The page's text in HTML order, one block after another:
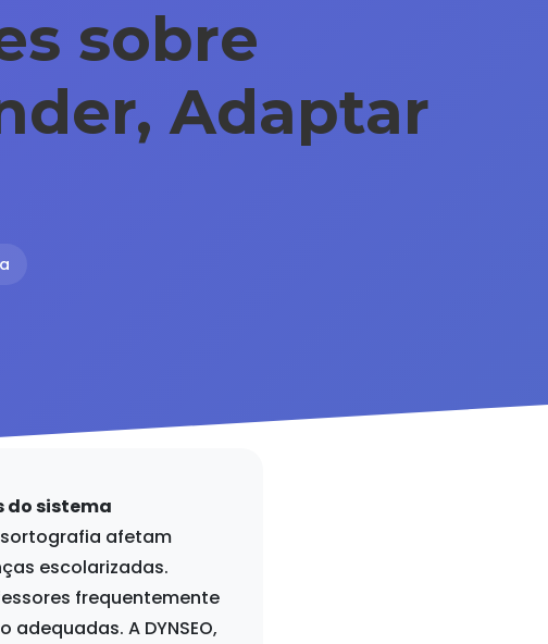
sobre
Adaptar
do sistema
afetam
escolarizadas.
frequentemente
A DYNSEO,